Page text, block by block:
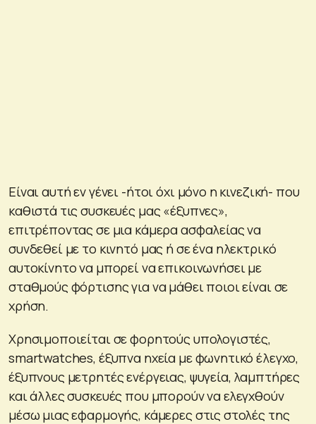
Είναι αυτή εν γένει -ήτοι όχι μόνο η κινεζική- που
καθιστά τις συσκευές μας «έξυπνες»,
επιτρέποντας σε μια κάμερα ασφαλείας να
συνδεθεί με το κινητό μας ή σε ένα ηλεκτρικό
αυτοκίνητο να μπορεί να επικοινωνήσει με
σταθμούς φόρτισης για να μάθει ποιοι είναι σε
χρήση.
Χρησιμοποιείται σε φορητούς υπολογιστές,
smartwatches, έξυπνα ηχεία με φωνητικό έλεγχο,
έξυπνους μετρητές ενέργειας, ψυγεία, λαμπτήρες
και άλλες συσκευές που μπορούν να ελεγχθούν
μέσω μιας εφαρμογής, κάμερες στις στολές της